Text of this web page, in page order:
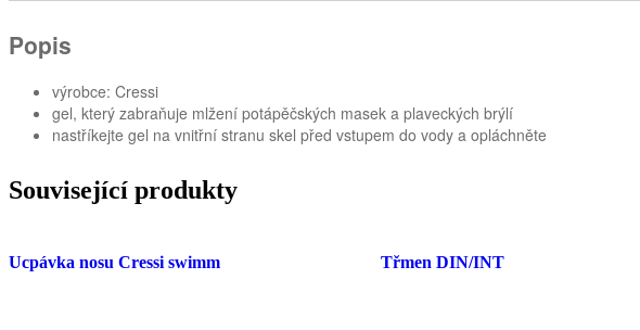
Popis
výrobce: Cressi
gel, který zabraňuje mlžení potápěčských masek a plaveckých brýlí
nastříkejte gel na vnitřní stranu skel před vstupem do vody a opláchněte
Související produkty
Ucpávka nosu Cressi swimm Třmen DIN/INT